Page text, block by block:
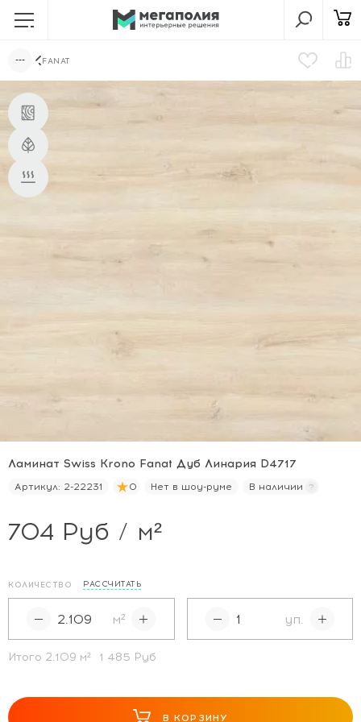
FANAT
Ламинат Swiss Krono Fanat Дуб Линария D4717
Артикул: 2-22231 0 Нет в шоу-руме В наличии
704 Руб / м²
КОЛИЧЕСТВО РАССЧИТАТЬ
м² уп.
Итого 2.109 м² 1 485 Руб
В КОРЗИНУ